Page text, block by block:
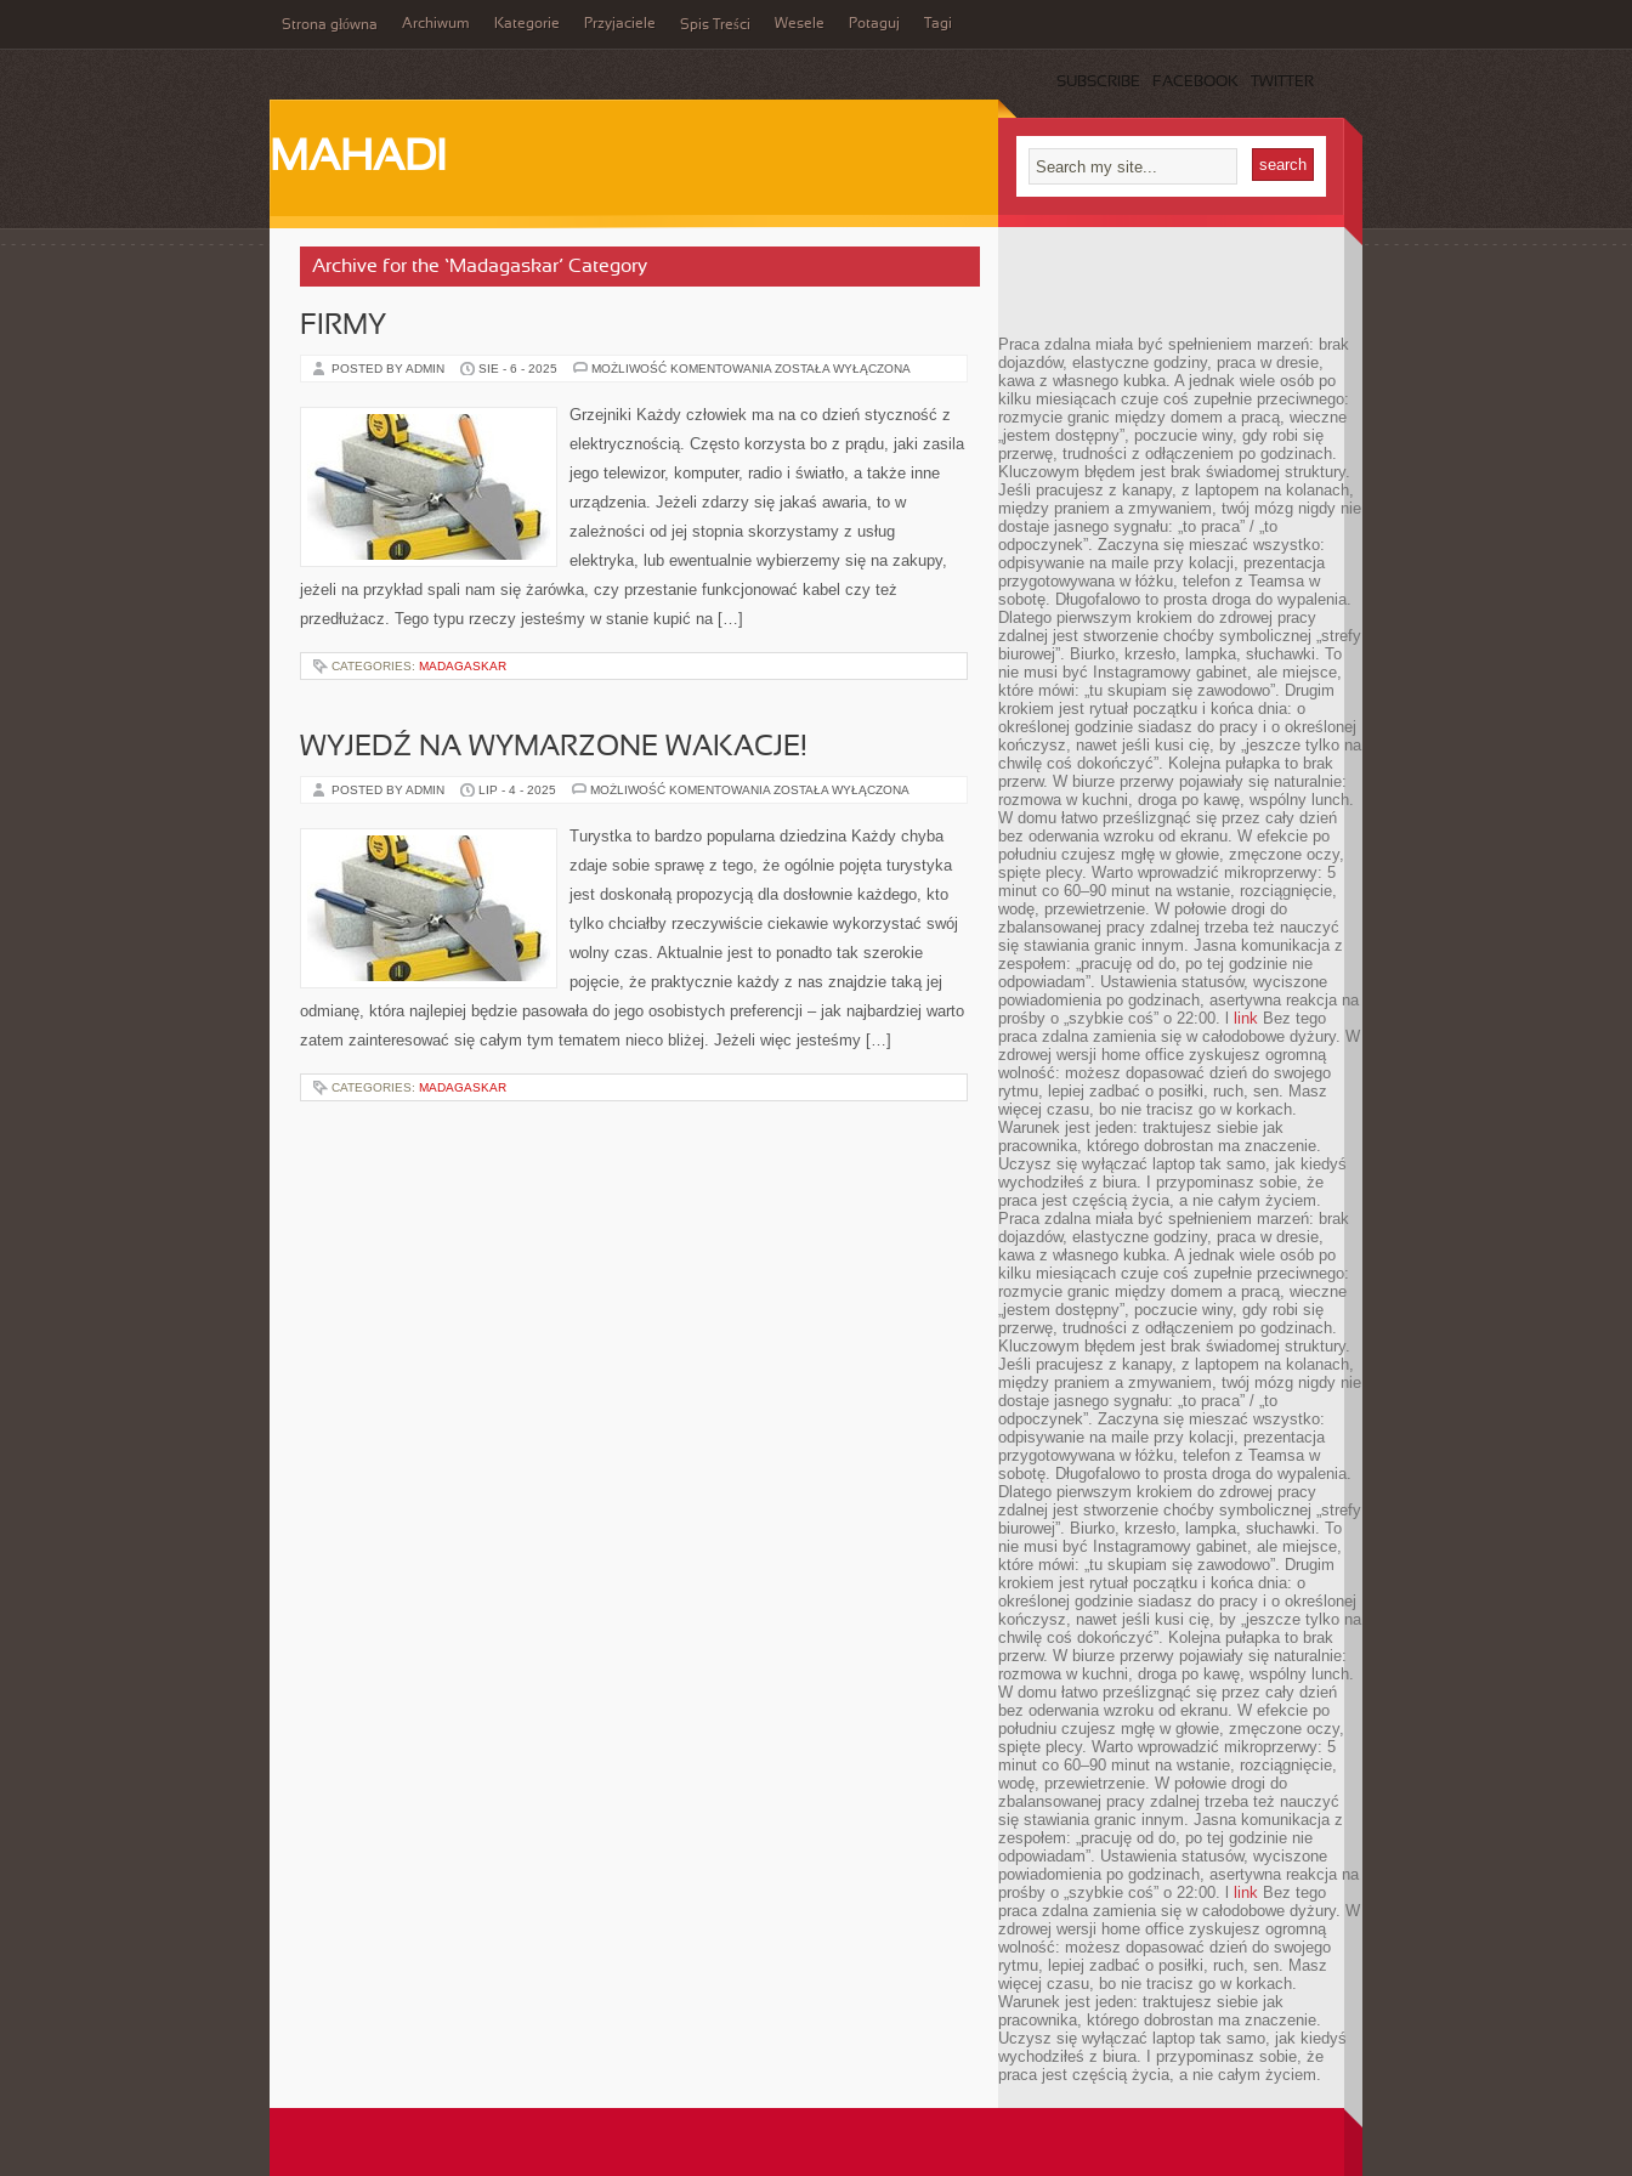
Strona główna Archiwum Kategorie Przyjaciele Spis Treści Wesele Potaguj Tagi
SUBSCRIBE FACEBOOK TWITTER
MAHADI
Archive for the ‘Madagaskar’ Category
FIRMY
POSTED BY ADMIN SIE - 6 - 2025 MOŻLIWOŚĆ KOMENTOWANIA FIRMY
ZOSTAŁA WYŁĄCZONA
Grzejniki Każdy człowiek ma na co dzień styczność z
elektrycznością. Często korzysta bo z prądu, jaki zasila
jego telewizor, komputer, radio i światło, a także inne
urządzenia. Jeżeli zdarzy się jakaś awaria, to w
zależności od jej stopnia skorzystamy z usług
elektryka, lub ewentualnie wybierzemy się na zakupy,
jeżeli na przykład spali nam się żarówka, czy przestanie funkcjonować kabel czy też
przedłużacz. Tego typu rzeczy jesteśmy w stanie kupić na […]
CATEGORIES: MADAGASKAR
WYJEDŹ NA WYMARZONE WAKACJE!
POSTED BY ADMIN LIP - 4 - 2025 MOŻLIWOŚĆ KOMENTOWANIA WYJEDŹ
WAKACJE!
ZOSTAŁA WYŁĄCZONA
Turystka to bardzo popularna dziedzina Każdy chyba
zdaje sobie sprawę z tego, że ogólnie pojęta turystyka
jest doskonałą propozycją dla dosłownie każdego, kto
tylko chciałby rzeczywiście ciekawie wykorzystać swój
wolny czas. Aktualnie jest to ponadto tak szerokie
pojęcie, że praktycznie każdy z nas znajdzie taką jej
odmianę, która najlepiej będzie pasowała do jego osobistych preferencji – jak najbardziej warto
zatem zainteresować się całym tym tematem nieco bliżej. Jeżeli więc jesteśmy […]
CATEGORIES: MADAGASKAR
Praca zdalna miała być spełnieniem marzeń: brak
dojazdów, elastyczne godziny, praca w dresie,
kawa z własnego kubka. A jednak wiele osób po
kilku miesiącach czuje coś zupełnie przeciwnego:
rozmycie granic między domem a pracą, wieczne
„jestem dostępny”, poczucie winy, gdy robi się
przerwę, trudności z odłączeniem po godzinach.
Kluczowym błędem jest brak świadomej struktury.
Jeśli pracujesz z kanapy, z laptopem na kolanach,
między praniem a zmywaniem, twój mózg nigdy nie
dostaje jasnego sygnału: „to praca” / „to
odpoczynek”. Zaczyna się mieszać wszystko:
odpisywanie na maile przy kolacji, prezentacja
przygotowywana w łóżku, telefon z Teamsa w
sobotę. Długofalowo to prosta droga do wypalenia.
Dlatego pierwszym krokiem do zdrowej pracy
zdalnej jest stworzenie choćby symbolicznej „strefy
biurowej”. Biurko, krzesło, lampka, słuchawki. To
nie musi być Instagramowy gabinet, ale miejsce,
które mówi: „tu skupiam się zawodowo”. Drugim
krokiem jest rytuał początku i końca dnia: o
określonej godzinie siadasz do pracy i o określonej
kończysz, nawet jeśli kusi cię, by „jeszcze tylko na
chwilę coś dokończyć”. Kolejna pułapka to brak
przerw. W biurze przerwy pojawiały się naturalnie:
rozmowa w kuchni, droga po kawę, wspólny lunch.
W domu łatwo prześlizgnąć się przez cały dzień
bez oderwania wzroku od ekranu. W efekcie po
południu czujesz mgłę w głowie, zmęczone oczy,
spięte plecy. Warto wprowadzić mikroprzerwy: 5
minut co 60–90 minut na wstanie, rozciągnięcie,
wodę, przewietrzenie. W połowie drogi do
zbalansowanej pracy zdalnej trzeba też nauczyć
się stawiania granic innym. Jasna komunikacja z
zespołem: „pracuję od do, po tej godzinie nie
odpowiadam”. Ustawienia statusów, wyciszone
powiadomienia po godzinach, asertywna reakcja na
prośby o „szybkie coś” o 22:00. l
link Bez tego
praca zdalna zamienia się w całodobowe dyżury. W
zdrowej wersji home office zyskujesz ogromną
wolność: możesz dopasować dzień do swojego
rytmu, lepiej zadbać o posiłki, ruch, sen. Masz
więcej czasu, bo nie tracisz go w korkach.
Warunek jest jeden: traktujesz siebie jak
pracownika, którego dobrostan ma znaczenie.
Uczysz się wyłączać laptop tak samo, jak kiedyś
wychodziłeś z biura. I przypominasz sobie, że
praca jest częścią życia, a nie całym życiem.
Praca zdalna miała być spełnieniem marzeń: brak
dojazdów, elastyczne godziny, praca w dresie,
kawa z własnego kubka. A jednak wiele osób po
kilku miesiącach czuje coś zupełnie przeciwnego:
rozmycie granic między domem a pracą, wieczne
„jestem dostępny”, poczucie winy, gdy robi się
przerwę, trudności z odłączeniem po godzinach.
Kluczowym błędem jest brak świadomej struktury.
Jeśli pracujesz z kanapy, z laptopem na kolanach,
między praniem a zmywaniem, twój mózg nigdy nie
dostaje jasnego sygnału: „to praca” / „to
odpoczynek”. Zaczyna się mieszać wszystko:
odpisywanie na maile przy kolacji, prezentacja
przygotowywana w łóżku, telefon z Teamsa w
sobotę. Długofalowo to prosta droga do wypalenia.
Dlatego pierwszym krokiem do zdrowej pracy
zdalnej jest stworzenie choćby symbolicznej „strefy
biurowej”. Biurko, krzesło, lampka, słuchawki. To
nie musi być Instagramowy gabinet, ale miejsce,
które mówi: „tu skupiam się zawodowo”. Drugim
krokiem jest rytuał początku i końca dnia: o
określonej godzinie siadasz do pracy i o określonej
kończysz, nawet jeśli kusi cię, by „jeszcze tylko na
chwilę coś dokończyć”. Kolejna pułapka to brak
przerw. W biurze przerwy pojawiały się naturalnie:
rozmowa w kuchni, droga po kawę, wspólny lunch.
W domu łatwo prześlizgnąć się przez cały dzień
bez oderwania wzroku od ekranu. W efekcie po
południu czujesz mgłę w głowie, zmęczone oczy,
spięte plecy. Warto wprowadzić mikroprzerwy: 5
minut co 60–90 minut na wstanie, rozciągnięcie,
wodę, przewietrzenie. W połowie drogi do
zbalansowanej pracy zdalnej trzeba też nauczyć
się stawiania granic innym. Jasna komunikacja z
zespołem: „pracuję od do, po tej godzinie nie
odpowiadam”. Ustawienia statusów, wyciszone
powiadomienia po godzinach, asertywna reakcja na
prośby o „szybkie coś” o 22:00. l
link Bez tego
praca zdalna zamienia się w całodobowe dyżury. W
zdrowej wersji home office zyskujesz ogromną
wolność: możesz dopasować dzień do swojego
rytmu, lepiej zadbać o posiłki, ruch, sen. Masz
więcej czasu, bo nie tracisz go w korkach.
Warunek jest jeden: traktujesz siebie jak
pracownika, którego dobrostan ma znaczenie.
Uczysz się wyłączać laptop tak samo, jak kiedyś
wychodziłeś z biura. I przypominasz sobie, że
praca jest częścią życia, a nie całym życiem.